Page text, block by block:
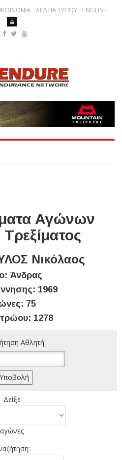
ΔΕΛΤΙΑ ΤΥΠΟΥ ENGLISH
Αγώνων
Νικόλαος
Άνδρας
1969
75
1278
Αθλητή
Δείξε
αγώνες